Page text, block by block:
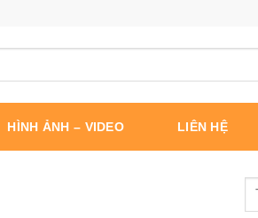
HÌNH ẢNH – VIDEO LIÊN HỆ